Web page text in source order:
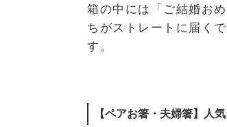
箱の中には「ご結婚お
ちがストレートに届く
す。